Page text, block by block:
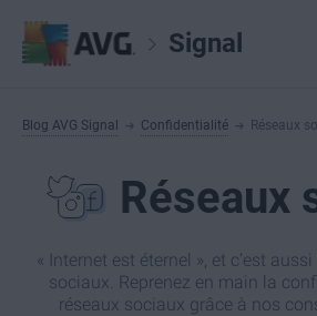
Signal
Blog AVG Signal Confidentialité Réseaux
Réseaux
« Internet est éternel », et c’est
sociaux. Reprenez en main la
réseaux sociaux grâce à nos